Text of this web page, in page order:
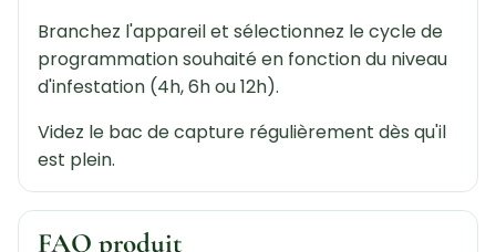
Branchez l'appareil et sélectionnez le cycle de
programmation souhaité en fonction du niveau
d'infestation (4h, 6h ou 12h).
Videz le bac de capture régulièrement dès qu'il
est plein.
FAQ produit